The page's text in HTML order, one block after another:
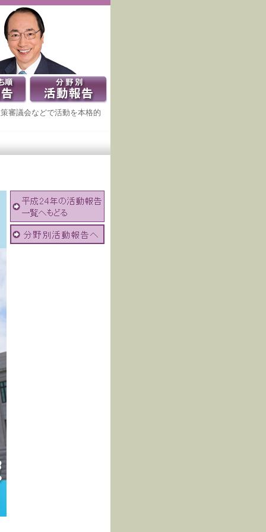
審議会などで活動を本格的